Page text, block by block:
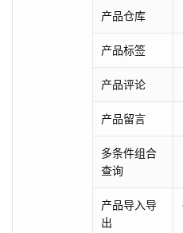
产品仓库
产品标签
产品评论
产品留言
多条件组合
查询
产品导入导
出